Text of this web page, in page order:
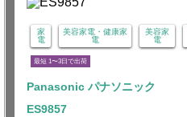
家
電
美容家電・健康家
電
美容家
電
最短 1〜3日で出荷
Panasonic パナソニック
ES9857